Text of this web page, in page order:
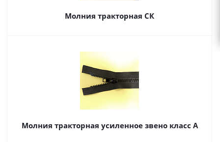
Молния тракторная СК
Молния тракторная усиленное звено класс А